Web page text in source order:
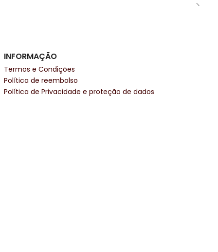
INFORMAÇÃO
Termos e Condições
Política de reembolso
Política de Privacidade e proteção de dados